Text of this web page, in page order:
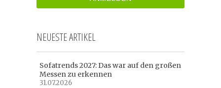
NEUESTE ARTIKEL
Sofatrends 2027: Das war auf den großen
Messen zu erkennen
31.07.2026